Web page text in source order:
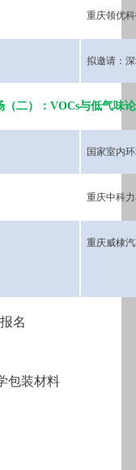
重庆领优
拟邀请：
（二）：VOCs与低气味
国家室内
重庆中科
重庆威棣
名